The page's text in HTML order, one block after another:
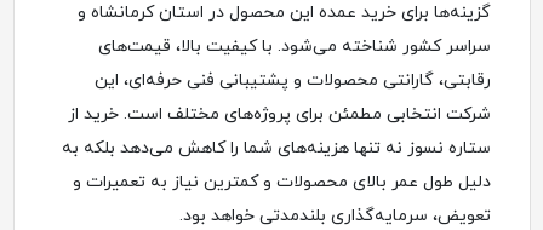
گزینه‌ها برای خرید عمده این محصول در استان کرمانشاه و
سراسر کشور شناخته می‌شود. با کیفیت بالا، قیمت‌های
رقابتی، گارانتی محصولات و پشتیبانی فنی حرفه‌ای، این
شرکت انتخابی مطمئن برای پروژه‌های مختلف است. خرید از
ستاره نسوز نه تنها هزینه‌های شما را کاهش می‌دهد بلکه به
دلیل طول عمر بالای محصولات و کمترین نیاز به تعمیرات و
تعویض، سرمایه‌گذاری بلندمدتی خواهد بود.